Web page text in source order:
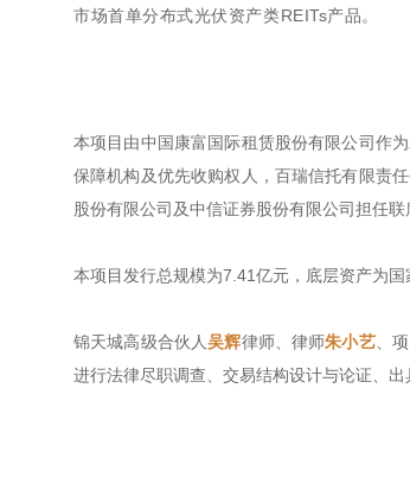
市场首单分布式光伏资产类REITs产品。
本项目由中国康富国际租赁股份有限公司作
保障机构及优先收购权人，百瑞信托有限责
股份有限公司及中信证券股份有限公司担任
本项目发行总规模为7.41亿元，底层资产为
锦天城高级合伙人吴辉律师、律师朱小艺、
进行法律尽职调查、交易结构设计与论证、